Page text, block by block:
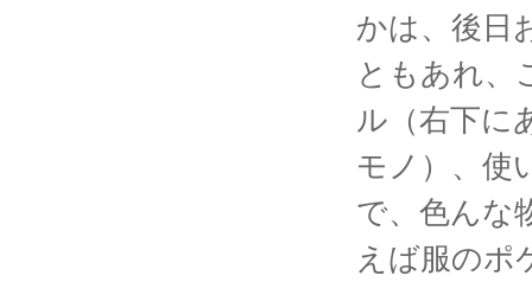
かは、後日
ともあれ、
ル（右下に
モノ）、使
で、色んな
えば服のポ